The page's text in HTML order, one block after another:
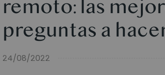
remoto: las
preguntas a
24/08/2022